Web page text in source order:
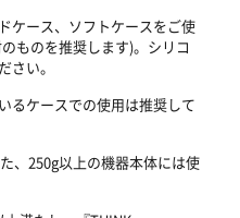
ース、ソフトケースをご使
ものを推奨します)。シリコ
さい。
ケースでの使用は推奨して
、250g以上の機器本体には使